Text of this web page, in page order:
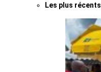
Les plus récents